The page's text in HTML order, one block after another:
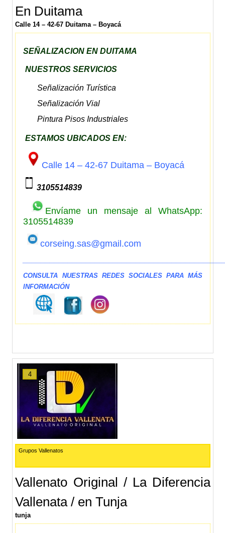
En Duitama
Calle 14 – 42-67 Duitama – Boyacá
SEÑALIZACION EN DUITAMA
NUESTROS SERVICIOS
Señalización Turística
Señalización Vial
Pintura Pisos Industriales
ESTAMOS UBICADOS EN:
Calle 14 – 42-67 Duitama – Boyacá
3105514839
Envíame un mensaje al WhatsApp:
3105514839
corseing.sas@gmail.com
CONSULTA NUESTRAS REDES SOCIALES PARA MÁS
INFORMACIÓN
4
Grupos Vallenatos
Vallenato Original / La Diferencia
Vallenata / en Tunja
tunja